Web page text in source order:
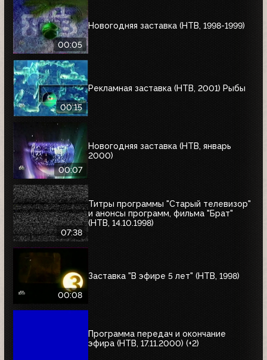
00:05
Новогодняя заставка (НТВ, 1998-1999)
00:15
Рекламная заставка (НТВ, 2001) Рыбы
00:07
Новогодняя заставка (НТВ, январь
2000)
07:38
Титры программы "Старый телевизор"
и анонсы программ, фильма "Брат"
(НТВ, 14.10.1998)
00:08
Заставка "В эфире 5 лет" (НТВ, 1998)
Программа передач и окончание
эфира (НТВ, 17.11.2000) (+2)